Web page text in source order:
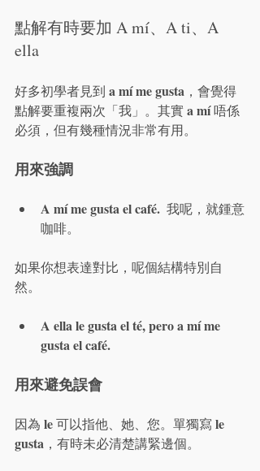
點解有時要加 A mí、A ti、A
ella
好多初學者見到 a mí me gusta ，會覺得
點解要重複兩次「我」。其實 a mí 唔係
必須，但有幾種情況非常有用。
用來強調
A mí me gusta el café.
  我呢，就鍾意
咖啡。
如果你想表達對比，呢個結構特別自
然。
A ella le gusta el té, pero a mí me
gusta el café.
用來避免誤會
因為 le 可以指他、她、您。單獨寫 le
gusta ，有時未必清楚講緊邊個。